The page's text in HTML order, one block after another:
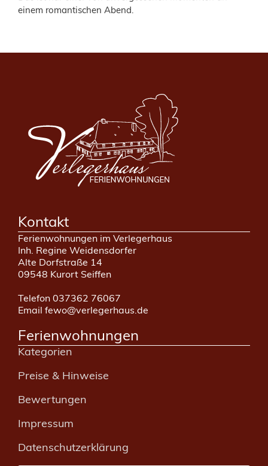
einem romantischen Abend.
Kontakt
Ferienwohnungen im Verlegerhaus
Inh. Regine Weidensdorfer
Alte Dorfstraße 14
09548 Kurort Seiffen
Telefon 037362 76067
Email fewo@verlegerhaus.de
Ferienwohnungen
Kategorien
Preise & Hinweise
Bewertungen
Impressum
Datenschutzerklärung